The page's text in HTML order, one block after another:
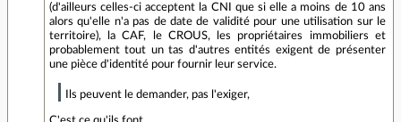
(d'ailleurs celles-ci acceptent la CNI que si elle a moins de 10 ans
alors qu'elle n'a pas de date de validité pour une utilisation sur le
territoire), la CAF, le CROUS, les propriétaires immobiliers et
probablement tout un tas d'autres entités exigent de présenter
une pièce d'identité pour fournir leur service.
Ils peuvent le demander, pas l'exiger,